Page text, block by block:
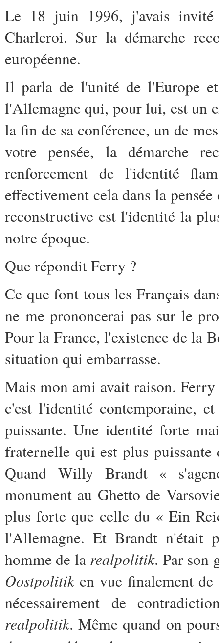
Le 18 juin 1996, j'avais
Charleroi. Sur la démarche
européenne.
Il parla de l'unité de l'Europe
l'Allemagne qui, pour lui, est un
la fin de sa conférence, un de
votre pensée, la démarche
renforcement de l'identité
effectivement cela dans la
reconstructive est l'identité la
notre époque.
Que répondit Ferry ?
Ce que font tous les Français
ne me prononcerai pas sur le
Pour la France, l'existence de la
situation qui embarrasse.
Mais mon ami avait raison.
c'est l'identité contemporaine,
puissante. Une identité forte
fraternelle qui est plus
Quand Willy Brandt «
monument au Ghetto de
plus forte que celle du « Ein
l'Allemagne. Et Brandt n'était
homme de la realpolitik. Par son
Oostpolitiken vue finalement
nécessairement de
realpolitik. Même quand on